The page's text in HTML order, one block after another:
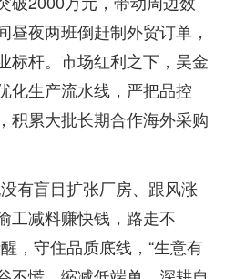
昼夜两班倒赶制外贸订单，
标杆。市场红利之下，吴金
化生产流水线，严把品控
积累大批长期合作海外采购
有盲目扩张厂房、跟风涨
工减料赚快钱，路走不
，守住品质底线，“生意有